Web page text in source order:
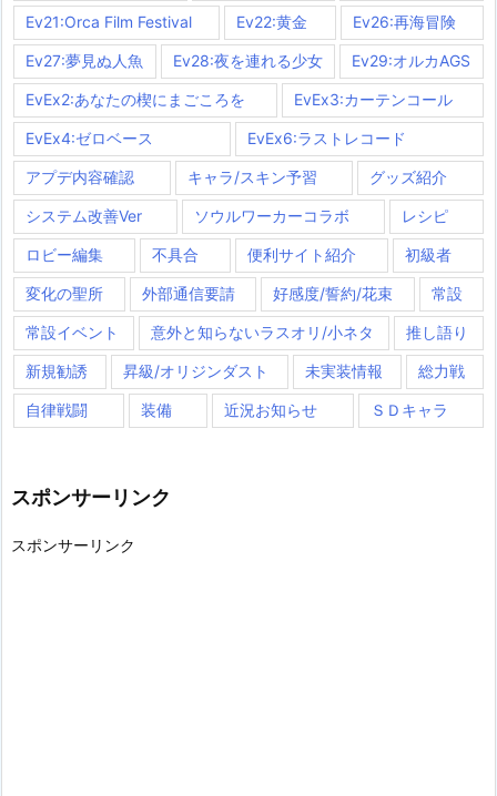
Ev21:Orca Film Festival Ev22:黄金 Ev26:再海冒険
Ev27:夢見ぬ人魚 Ev28:夜を連れる少女 Ev29:オルカAGS
EvEx2:あなたの楔にまごころを EvEx3:カーテンコール
EvEx4:ゼロベース EvEx6:ラストレコード
アプデ内容確認 キャラ/スキン予習 グッズ紹介
システム改善Ver ソウルワーカーコラボ レシピ
ロビー編集 不具合 便利サイト紹介 初級者
変化の聖所 外部通信要請 好感度/誓約/花束 常設
常設イベント 意外と知らないラスオリ/小ネタ 推し語り
新規勧誘 昇級/オリジンダスト 未実装情報 総力戦
自律戦闘 装備 近況お知らせ ＳＤキャラ
スポンサーリンク
スポンサーリンク